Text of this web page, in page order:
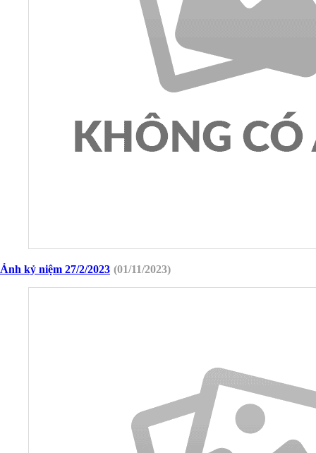
Ảnh kỷ niệm 27/2/2023 (01/11/2023)